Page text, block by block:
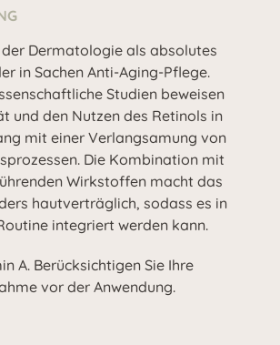
Dermatologie als absolutes
in Sachen Anti-Aging-Pflege.
Studien beweisen
und den Nutzen des Retinols in
mit einer Verlangsamung von
Die Kombination mit
Wirkstoffen macht das
hautverträglich, sodass es in
integriert werden kann.
A. Berücksichtigen Sie Ihre
vor der Anwendung.